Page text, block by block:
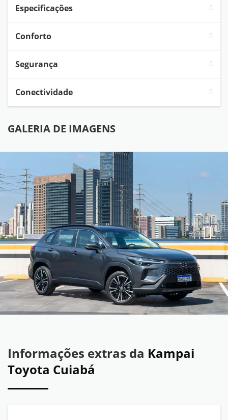
Especificações
Conforto
Segurança
Conectividade
GALERIA DE IMAGENS
Informações extras da Kampai
Toyota Cuiabá